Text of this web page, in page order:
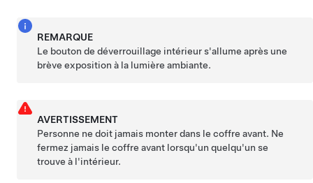
REMARQUE
Le bouton de déverrouillage intérieur s'allume après une
brève exposition à la lumière ambiante.
AVERTISSEMENT
Personne ne doit jamais monter dans le coffre avant. Ne
fermez jamais le coffre avant lorsqu'un quelqu'un se
trouve à l'intérieur.